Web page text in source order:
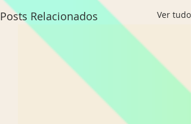
Posts Relacionados Ver tudo